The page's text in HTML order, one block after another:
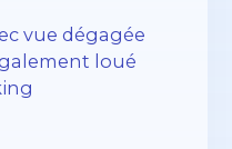
vue dégagée
loué